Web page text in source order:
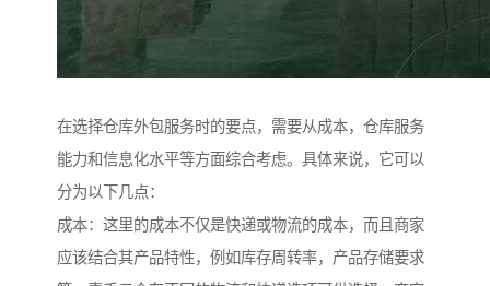
在选择仓库外包服务时的要点，需要从成本，仓库服务
能力和信息化水平等方面综合考虑。具体来说，它可以
分为以下几点：
成本：这里的成本不仅是快递或物流的成本，而且商家
应该结合其产品特性，例如库存周转率，产品存储要求